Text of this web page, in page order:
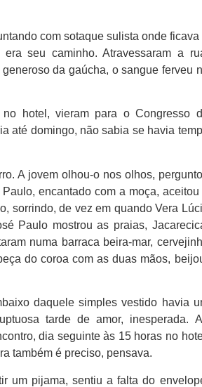
com sotaque sulista onde ficava
seu caminho. Atravessaram a
da gaúcha, o sangue ferveu
hotel, vieram para o Congresso
até domingo, não sabia se havia
A jovem olhou-o nos olhos,
encantado com a moça, aceitou
sorrindo, de vez em quando Vera
Paulo mostrou as praias,
numa barraca beira-mar,
do coroa com as duas mãos,
daquele simples vestido havia
tarde de amor, inesperada.
dia seguinte às 15 horas no
também é preciso, pensava.
um pijama, sentiu a falta do